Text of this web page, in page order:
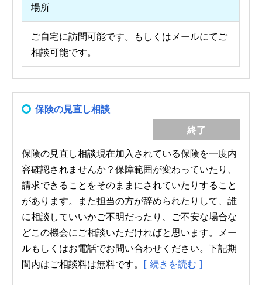
場所
ご自宅に訪問可能です。もしくはメールにてご
相談可能です。
保険の見直し相談
終了
保険の見直し相談現在加入されている保険を一度内
容確認されませんか？保障範囲が変わっていたり、
請求できることをそのままにされていたりすること
があります。また担当の方が辞められたりして、誰
に相談していいかご不明だったり、ご不安な場合な
どこの機会にご相談いただければと思います。メー
ルもしくはお電話でお問い合わせください。下記期
間内はご相談料は無料です。 [ 続きを読む ]